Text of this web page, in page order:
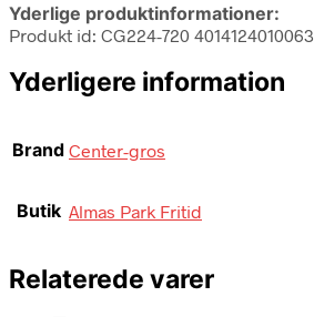
Yderlige produktinformationer:
Produkt id: CG224-720 4014124010063
Yderligere information
Brand Center-gros
Butik Almas Park Fritid
Relaterede varer